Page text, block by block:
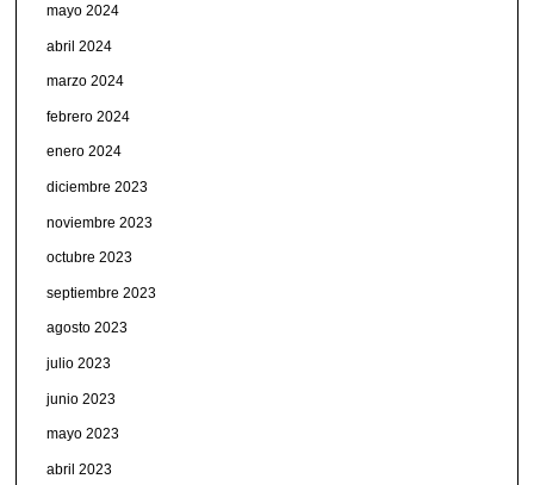
mayo 2024
abril 2024
marzo 2024
febrero 2024
enero 2024
diciembre 2023
noviembre 2023
octubre 2023
septiembre 2023
agosto 2023
julio 2023
junio 2023
mayo 2023
abril 2023